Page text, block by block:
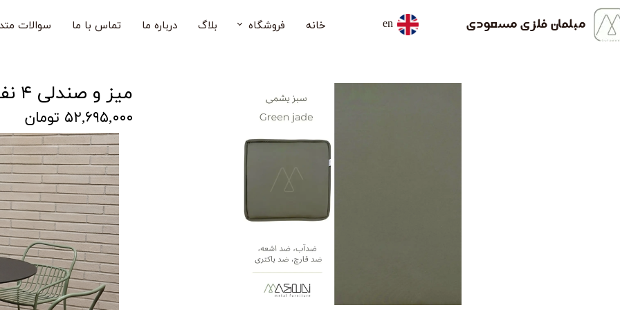
خانه فروشگاه
صندلی بار فضای باز
مبل فضای باز
بلاگ درباره ما تماس با ما سوالات مبلمان فلزی مسعودی en
میز و صندلی ۴ نفره روکو
۵۲,۶۹۵,۰۰۰ تومان